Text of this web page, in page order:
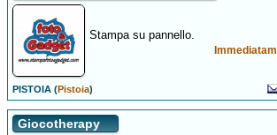
Stampa su pannello.
PISTOIA (Pistoia)
Giocotherapy